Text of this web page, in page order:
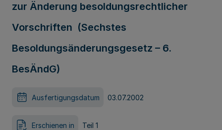
zur Änderung besoldungsrechtlicher
Vorschriften (Sechstes
Besoldungsänderungsgesetz – 6.
BesÄndG)
Ausfertigungsdatum 03.07.2002
Erschienen in Teil 1